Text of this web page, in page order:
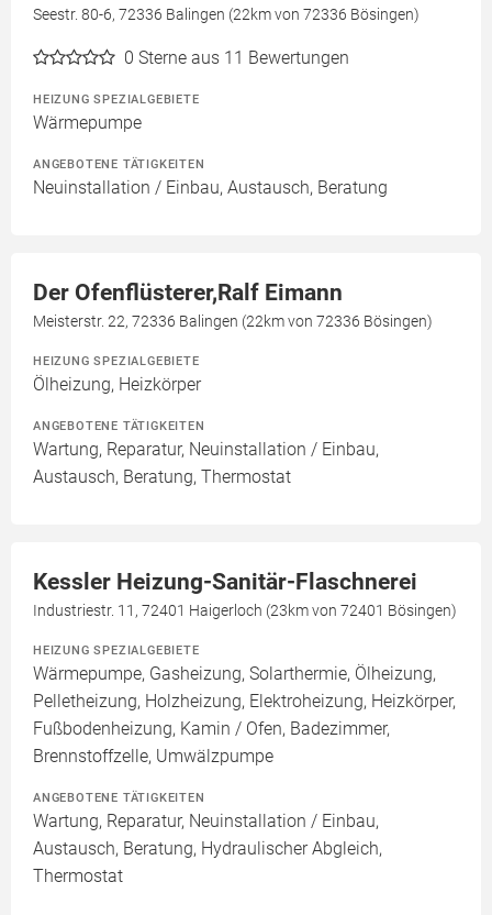
Seestr. 80-6, 72336 Balingen (22km von 72336 Bösingen)
0 Sterne aus 11 Bewertungen
HEIZUNG SPEZIALGEBIETE
Wärmepumpe
ANGEBOTENE TÄTIGKEITEN
Neuinstallation / Einbau, Austausch, Beratung
Der Ofenflüsterer,Ralf Eimann
Meisterstr. 22, 72336 Balingen (22km von 72336 Bösingen)
HEIZUNG SPEZIALGEBIETE
Ölheizung, Heizkörper
ANGEBOTENE TÄTIGKEITEN
Wartung, Reparatur, Neuinstallation / Einbau,
Austausch, Beratung, Thermostat
Kessler Heizung-Sanitär-Flaschnerei
Industriestr. 11, 72401 Haigerloch (23km von 72401 Bösingen)
HEIZUNG SPEZIALGEBIETE
Wärmepumpe, Gasheizung, Solarthermie, Ölheizung,
Pelletheizung, Holzheizung, Elektroheizung, Heizkörper,
Fußbodenheizung, Kamin / Ofen, Badezimmer,
Brennstoffzelle, Umwälzpumpe
ANGEBOTENE TÄTIGKEITEN
Wartung, Reparatur, Neuinstallation / Einbau,
Austausch, Beratung, Hydraulischer Abgleich,
Thermostat